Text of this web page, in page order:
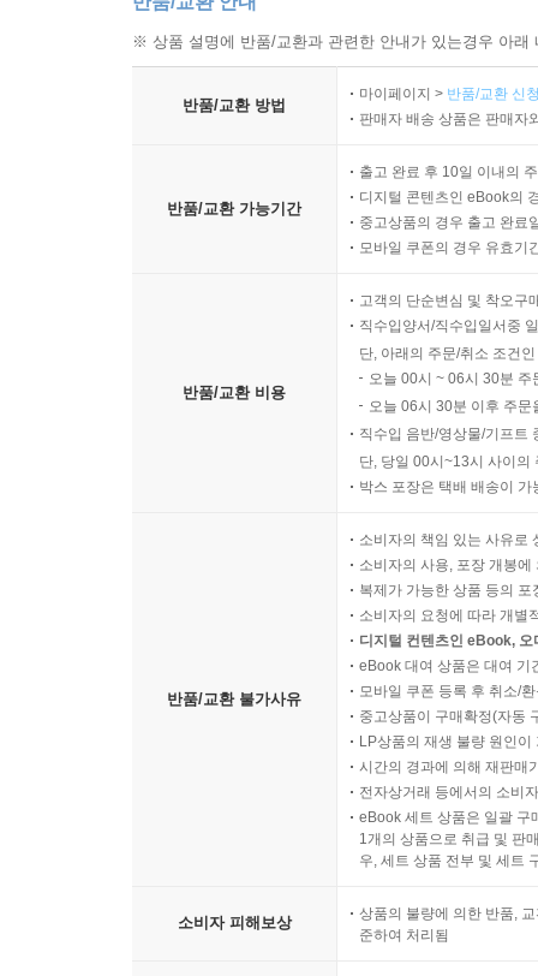
※ 상품 설명에 반품/교환과 관련한 안내가 있는경우 아
반품/교환 방법
마이페이지 > 반품/교환 신
판매자 배송 상품은 판매자
반품/교환 가능기간
출고 완료 후 10일 이내의
디지털 콘텐츠인 eBook의
중고상품의 경우 출고 완료
모바일 쿠폰의 경우 유효기
반품/교환 비용
고객의 단순변심 및 착오구
직수입양서/직수입일서중
단, 아래의 주문/취소 조건
오늘 00시 ~ 06시 30분
오늘 06시 30분 이후 주
직수입 음반/영상물/기프트
단, 당일 00시~13시 사이의
박스 포장은 택배 배송이
반품/교환 불가사유
소비자의 책임 있는 사유로
소비자의 사용, 포장 개봉
복제가 가능한 상품 등의
소비자의 요청에 따라 개별
디지털 컨텐츠인 eBook,
eBook 대여 상품은 대여 기
모바일 쿠폰 등록 후 취소/
중고상품이 구매확정(자동
LP상품의 재생 불량 원인
시간의 경과에 의해 재판매
전자상거래 등에서의 소비
eBook 세트 상품은 일괄 구
1개의 상품으로 취급 및 판
우, 세트 상품 전부 및 세트
소비자 피해보상
상품의 불량에 의한 반품,
준하여 처리됨